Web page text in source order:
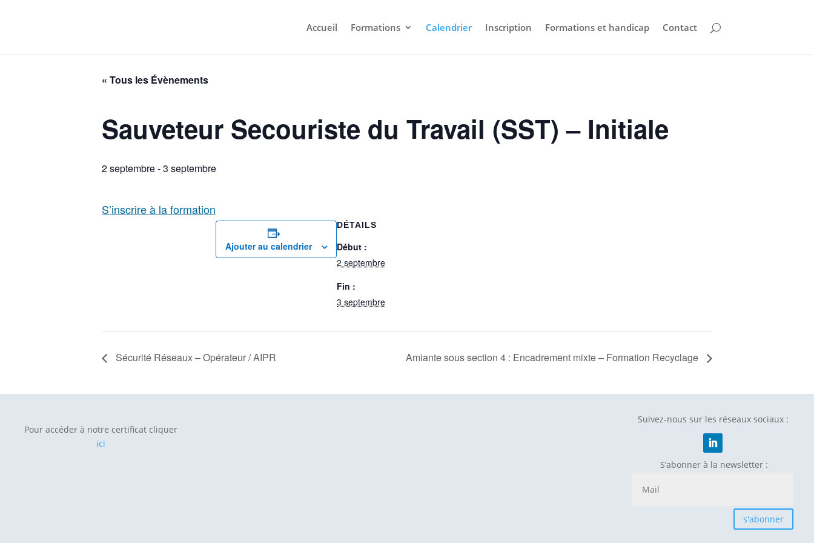
Accueil Formations Calendrier Inscription Formations et handicap Contact
« Tous les Évènements
Sauveteur Secouriste du Travail (SST) – Initiale
2 septembre-3 septembre
S’inscrire à la formation
Ajouter au calendrier
DÉTAILS
Début :
2 septembre
Fin :
3 septembre
Sécurité Réseaux – Opérateur / AIPR Amiante sous section 4 : Encadrement mixte – Formation Recyclage
Pour accéder à notre certificat cliquer
ici
Suivez-nous sur les réseaux sociaux :
S’abonner à la newsletter :
s'abonner